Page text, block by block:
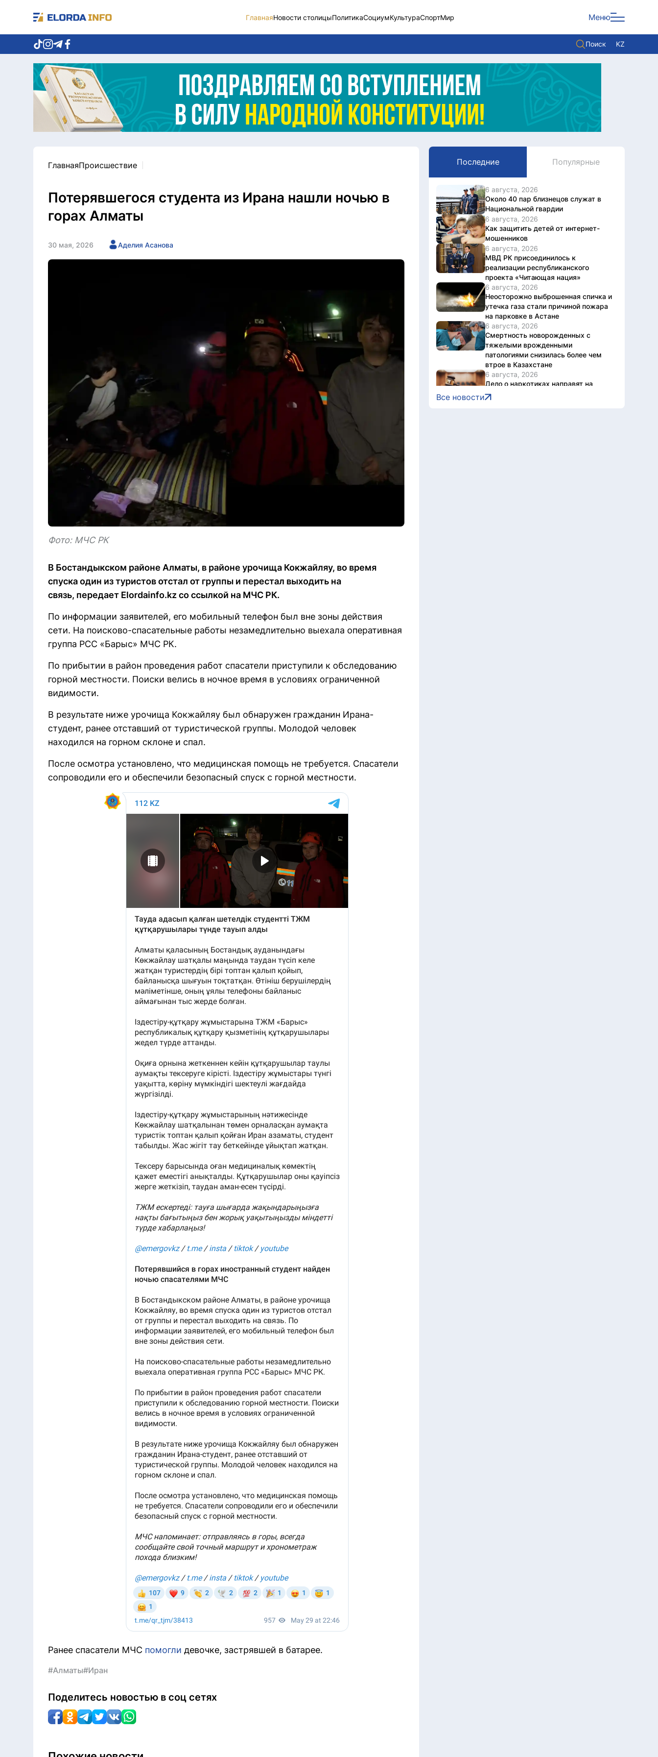
ГлавнаяНовости столицыПолитикаСоциумКультураСпортМир Меню
Поиск KZ
Новости столицы
Политика
Социум
Экономика
Спорт
Культура
Служба Комплаенс
Этический кодекс
Служу стране
ГлавнаяПроисшествие
Потерявшегося студента из Ирана нашли ночью в
горах Алматы
30 мая, 2026 Аделия Асанова
Фото: МЧС РК
В Бостандыкском районе Алматы, в районе урочища Кокжайляу, во время
спуска один из туристов отстал от группы и перестал выходить на
связь, передает Elordainfo.kz со ссылкой на МЧС РК.
По информации заявителей, его мобильный телефон был вне зоны действия
сети. На поисково-спасательные работы незамедлительно выехала оперативная
группа РСС «Барыс» МЧС РК.
По прибытии в район проведения работ спасатели приступили к обследованию
горной местности. Поиски велись в ночное время в условиях ограниченной
видимости.
В результате ниже урочища Кокжайляу был обнаружен гражданин Ирана-
студент, ранее отставший от туристической группы. Молодой человек
находился на горном склоне и спал.
После осмотра установлено, что медицинская помощь не требуется. Спасатели
сопроводили его и обеспечили безопасный спуск с горной местности.
Ранее спасатели МЧС помогли девочке, застрявшей в батарее.
#Алматы#Иран
Поделитесь новостью в соц сетях
Последние Популярные
6 августа, 2026
Около 40 пар близнецов служат в
Национальной гвардии
6 августа, 2026
Как защитить детей от интернет-
мошенников
6 августа, 2026
МВД РК присоединилось к
реализации республиканского
проекта «Читающая нация»
6 августа, 2026
Неосторожно выброшенная спичка и
утечка газа стали причиной пожара
на парковке в Астане
6 августа, 2026
Смертность новорожденных с
тяжелыми врожденными
патологиями снизилась более чем
втрое в Казахстане
6 августа, 2026
Дело о наркотиках направят на
новое рассмотрение: подсудимому
не дали последнее слово
Все новости